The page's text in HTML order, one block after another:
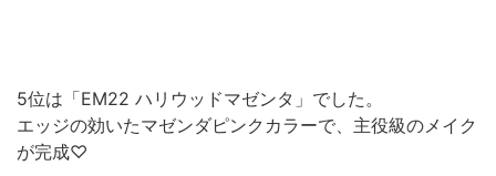
5位は「EM22 ハリウッドマゼンタ」でした。
エッジの効いたマゼンダピンクカラーで、主役級のメイク
が完成♡